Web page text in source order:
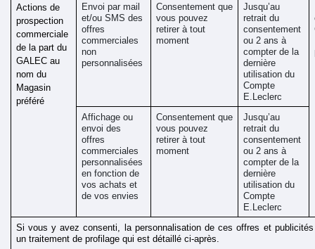
Actions de
prospection
commerciale
de la part du
GALEC au
nom du
Magasin
préféré
Envoi par mail
et/ou SMS des
offres
commerciales
non
personnalisées
Consentement que
vous pouvez
retirer à tout
moment
Jusqu’au
retrait du
consentement
ou 2 ans à
compter de la
dernière
utilisation du
Compte
E.Leclerc
Affichage ou
envoi des
offres
commerciales
personnalisées
en fonction de
vos achats et
de vos envies
Consentement que
vous pouvez
retirer à tout
moment
Jusqu’au
retrait du
consentement
ou 2 ans à
compter de la
dernière
utilisation du
Compte
E.Leclerc
Si vous y avez consenti, la personnalisation de ces offres et
un traitement de profilage qui est détaillé ci-après.